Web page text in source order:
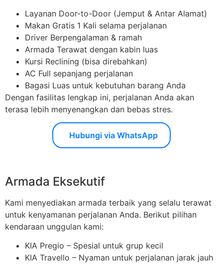
Layanan Door-to-Door (Jemput & Antar Alamat)
Makan Gratis 1 Kali selama perjalanan
Driver Berpengalaman & ramah
Armada Terawat dengan kabin luas
Kursi Reclining (bisa direbahkan)
AC Full sepanjang perjalanan
Bagasi Luas untuk kebutuhan barang Anda
Dengan fasilitas lengkap ini, perjalanan Anda akan
terasa lebih menyenangkan dan bebas stres.
Hubungi via WhatsApp
Armada Eksekutif
Kami menyediakan armada terbaik yang selalu terawat
untuk kenyamanan perjalanan Anda. Berikut pilihan
kendaraan unggulan kami:
KIA Pregio – Spesial untuk grup kecil
KIA Travello – Nyaman untuk perjalanan jarak jauh